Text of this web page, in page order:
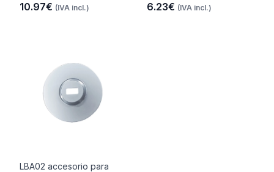
10.97€ (IVA incl.) 6.23€ (IVA incl.)
LBA02 accesorio para